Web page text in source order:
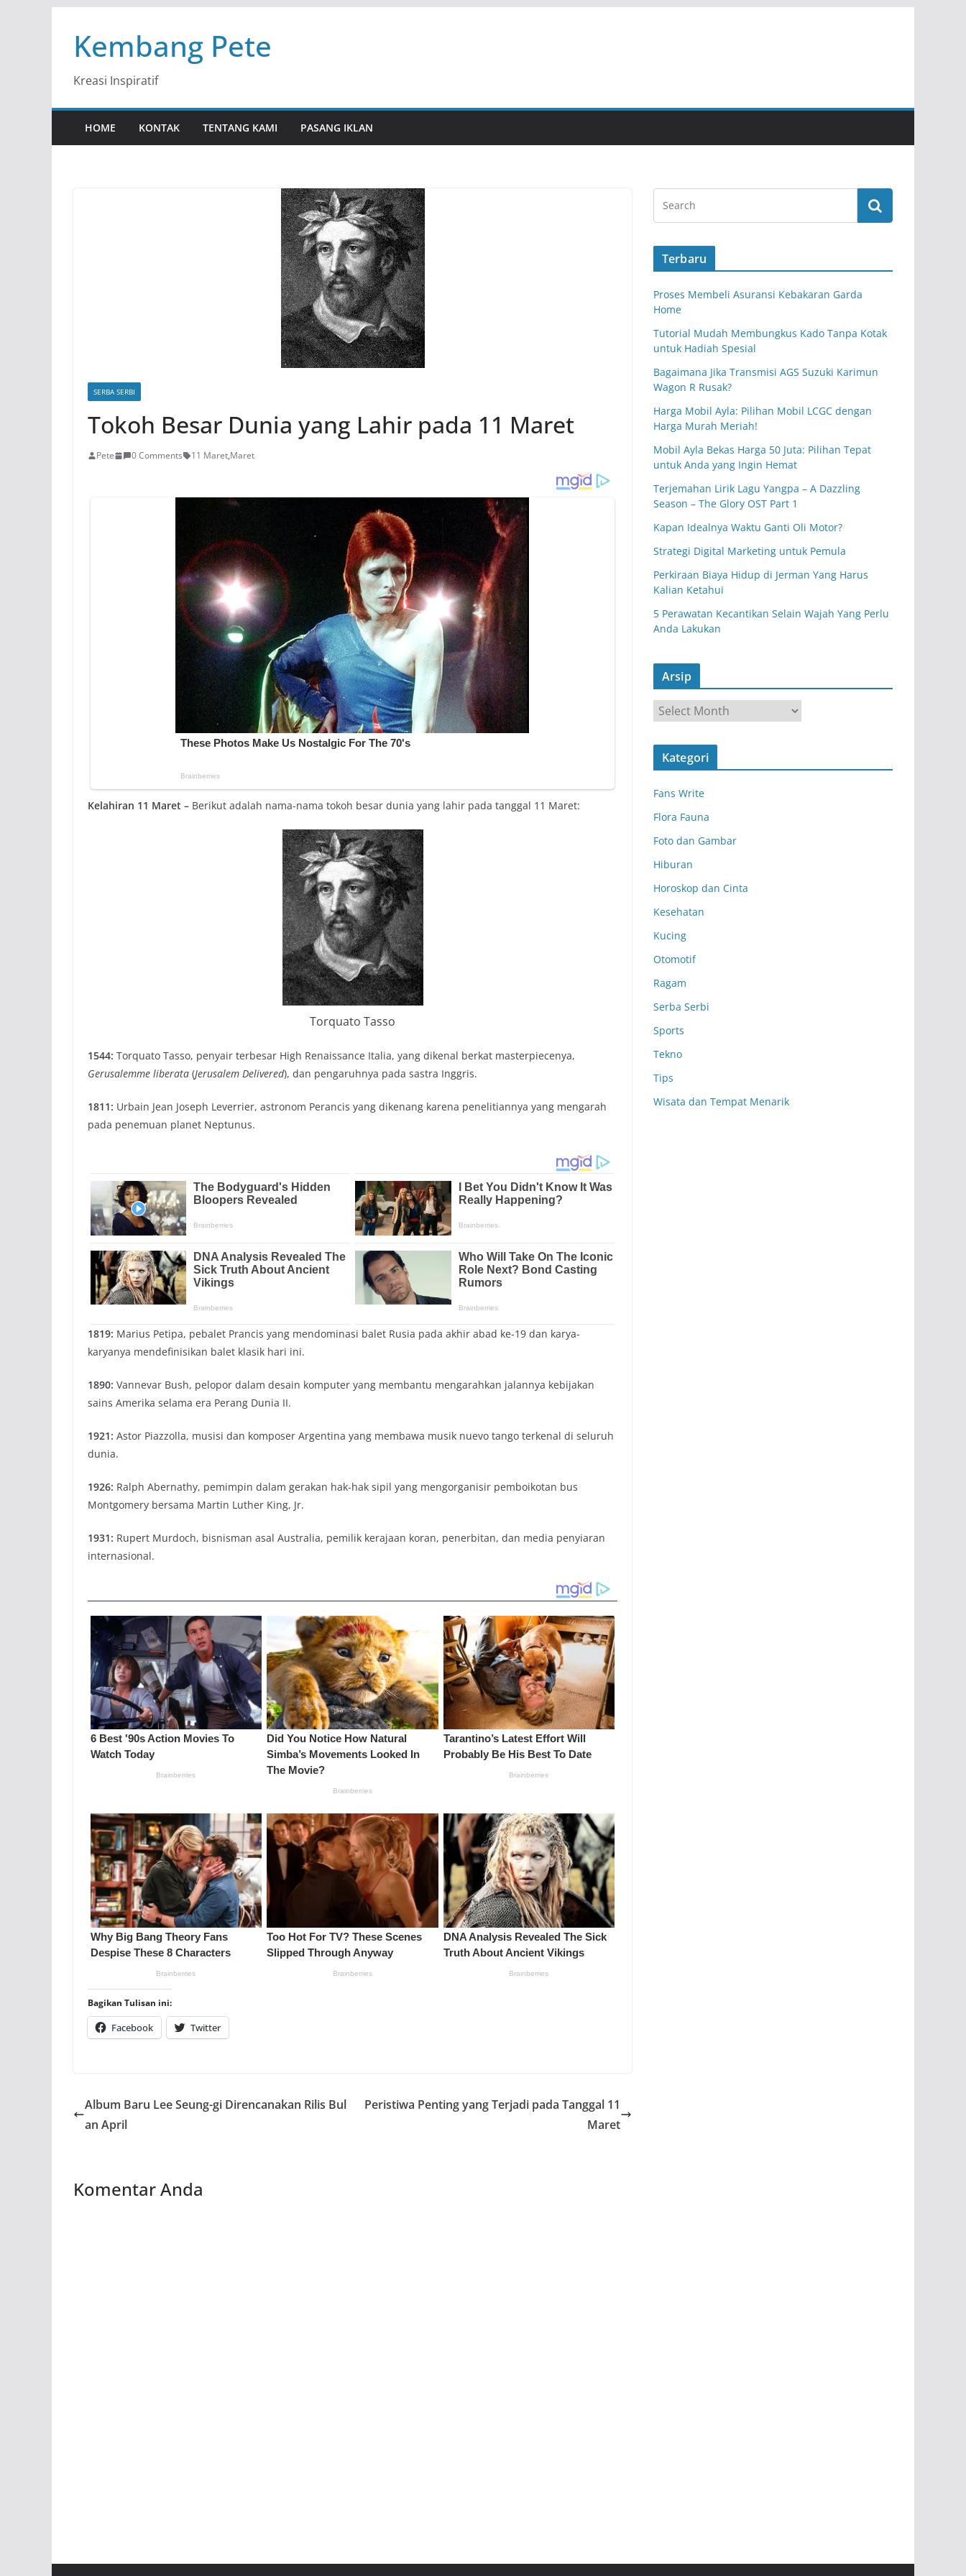
contentKembang Pete
Kreasi Inspiratif
HOME KONTAK TENTANG KAMI PASANG IKLAN
SERBA SERBI
Tokoh Besar Dunia yang Lahir pada 11 Maret
Pete 0 Comments 11 Maret,Maret
Kelahiran 11 Maret – Berikut adalah nama-nama tokoh besar dunia yang lahir pada tanggal 11 Maret:
Torquato Tasso
1544: Torquato Tasso, penyair terbesar High Renaissance Italia, yang dikenal berkat masterpiecenya,
Gerusalemme liberata (Jerusalem Delivered), dan pengaruhnya pada sastra Inggris.
1811: Urbain Jean Joseph Leverrier, astronom Perancis yang dikenang karena penelitiannya yang mengarah
pada penemuan planet Neptunus.
1819: Marius Petipa, pebalet Prancis yang mendominasi balet Rusia pada akhir abad ke-19 dan karya-
karyanya mendefinisikan balet klasik hari ini.
1890: Vannevar Bush, pelopor dalam desain komputer yang membantu mengarahkan jalannya kebijakan
sains Amerika selama era Perang Dunia II.
1921: Astor Piazzolla, musisi dan komposer Argentina yang membawa musik nuevo tango terkenal di seluruh
dunia.
1926: Ralph Abernathy, pemimpin dalam gerakan hak-hak sipil yang mengorganisir pemboikotan bus
Montgomery bersama Martin Luther King, Jr.
1931: Rupert Murdoch, bisnisman asal Australia, pemilik kerajaan koran, penerbitan, dan media penyiaran
internasional.
Bagikan Tulisan ini:
Facebook Twitter
Album Baru Lee Seung-gi Direncanakan Rilis Bul
an April
Peristiwa Penting yang Terjadi pada Tanggal 11
Maret
Komentar Anda
Terbaru
Proses Membeli Asuransi Kebakaran Garda
Home
Tutorial Mudah Membungkus Kado Tanpa Kotak
untuk Hadiah Spesial
Bagaimana Jika Transmisi AGS Suzuki Karimun
Wagon R Rusak?
Harga Mobil Ayla: Pilihan Mobil LCGC dengan
Harga Murah Meriah!
Mobil Ayla Bekas Harga 50 Juta: Pilihan Tepat
untuk Anda yang Ingin Hemat
Terjemahan Lirik Lagu Yangpa – A Dazzling
Season – The Glory OST Part 1
Kapan Idealnya Waktu Ganti Oli Motor?
Strategi Digital Marketing untuk Pemula
Perkiraan Biaya Hidup di Jerman Yang Harus
Kalian Ketahui
5 Perawatan Kecantikan Selain Wajah Yang Perlu
Anda Lakukan
Arsip
r
s
Kategori
Fans Write
Flora Fauna
Foto dan Gambar
Hiburan
Horoskop dan Cinta
Kesehatan
Kucing
Otomotif
Ragam
Serba Serbi
Sports
Tekno
Tips
Wisata dan Tempat Menarik